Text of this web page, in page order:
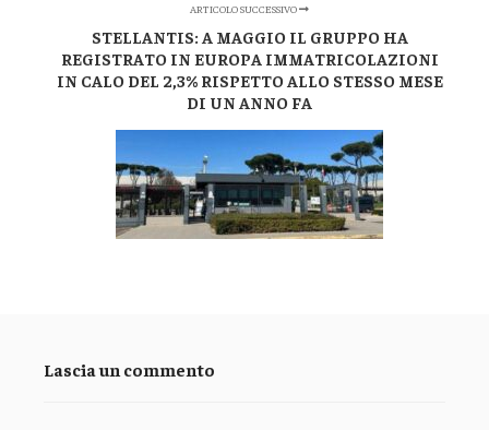
ARTICOLO SUCCESSIVO
STELLANTIS: A MAGGIO IL GRUPPO HA
REGISTRATO IN EUROPA IMMATRICOLAZIONI
IN CALO DEL 2,3% RISPETTO ALLO STESSO MESE
DI UN ANNO FA
Lascia un commento